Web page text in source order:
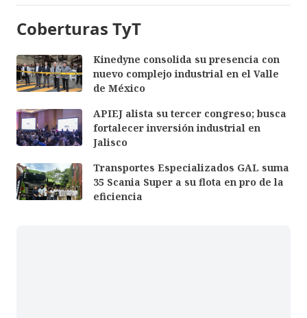
Coberturas TyT
Kinedyne consolida su presencia con
nuevo complejo industrial en el Valle
de México
APIEJ alista su tercer congreso; busca
fortalecer inversión industrial en
Jalisco
Transportes Especializados GAL suma
35 Scania Super a su flota en pro de la
eficiencia